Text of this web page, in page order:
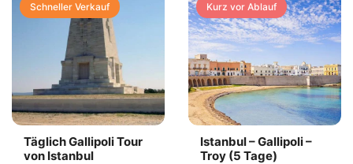
Schneller Verkauf
Täglich Gallipoli Tour
von Istanbul
Kurz vor Ablauf
Istanbul – Gallipoli –
Troy (5 Tage)